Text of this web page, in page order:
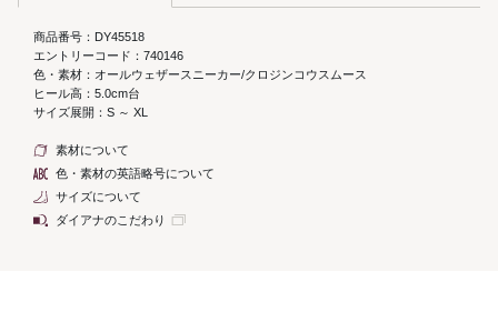
商品番号：DY45518
エントリーコード：740146
色・素材：オールウェザースニーカー/クロジンコウスムース
ヒール高：5.0cm台
サイズ展開：S ～ XL
素材について
色・素材の英語略号について
サイズについて
ダイアナのこだわり